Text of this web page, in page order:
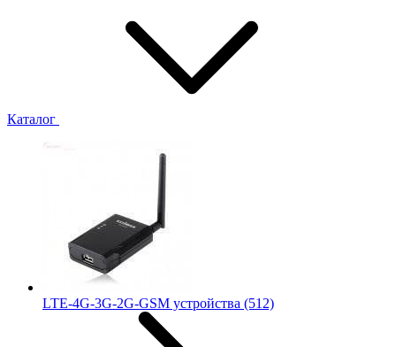
Каталог
LTE-4G-3G-2G-GSM устройства (512)